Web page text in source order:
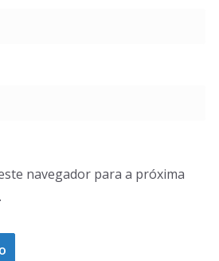
navegador para a próxima